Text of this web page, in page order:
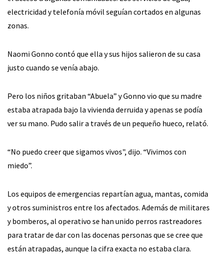
electricidad y telefonía móvil seguían cortados en algunas
zonas.
Naomi Gonno contó que ella y sus hijos salieron de su casa
justo cuando se venía abajo.
Pero los niños gritaban “Abuela” y Gonno vio que su madre
estaba atrapada bajo la vivienda derruida y apenas se podía
ver su mano. Pudo salir a través de un pequeño hueco, relató.
“No puedo creer que sigamos vivos", dijo. “Vivimos con
miedo”.
Los equipos de emergencias repartían agua, mantas, comida
y otros suministros entre los afectados. Además de militares
y bomberos, al operativo se han unido perros rastreadores
para tratar de dar con las docenas personas que se cree que
están atrapadas, aunque la cifra exacta no estaba clara.